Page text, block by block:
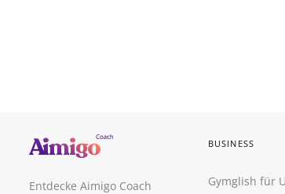
Entdecke Aimigo Coach
BUSINESS
Gymglish für